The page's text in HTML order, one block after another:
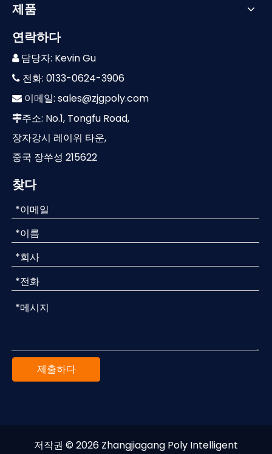
제품
연락하다
 담당자: Kevin Gu
 전화: 0133-0624-3906
 이메일: sales@zjgpoly.com
주소: No.1, Tongfu Road,
장자강시 레이위 타운,
중국 장쑤성 215622
찾다
제출하다
저작권 © 2026 Zhangjiagang Poly Intelligent